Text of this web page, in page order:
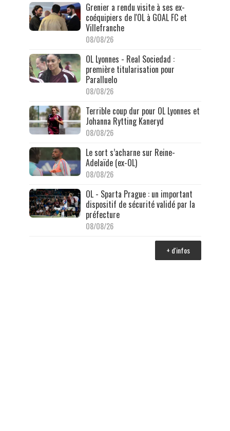
Grenier a rendu visite à ses ex-
coéquipiers de l'OL à GOAL FC et
Villefranche
08/08/26
OL Lyonnes - Real Sociedad :
première titularisation pour
Paralluelo
08/08/26
Terrible coup dur pour OL Lyonnes et
Johanna Rytting Kaneryd
08/08/26
Le sort s’acharne sur Reine-
Adelaïde (ex-OL)
08/08/26
OL - Sparta Prague : un important
dispositif de sécurité validé par la
préfecture
08/08/26
+ d'infos